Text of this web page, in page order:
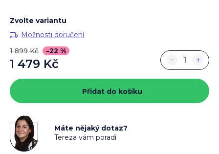
Zvolte variantu
Možnosti doručení
1 899 Kč
–22 %
1 479 Kč
cena:
+
−
Přidat do košíku
Máte nějaký dotaz?
Tereza vám poradí